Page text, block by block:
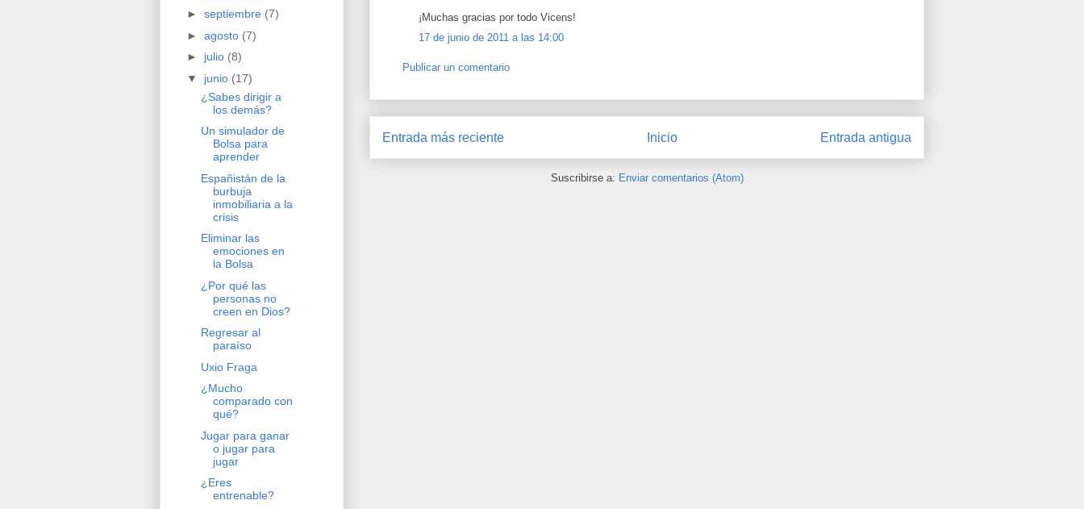
¡Muchas gracias por todo Vicens!
17 de junio de 2011 a las 14:00
Publicar un comentario
Entrada más reciente Entrada antigua
Inicio
Suscribirse a: Enviar comentarios (Atom)
► septiembre (7)
► agosto (7)
► julio (8)
▼ junio (17)
¿Sabes dirigir a
los demás?
Un simulador de
Bolsa para
aprender
Españistán de la
burbuja
inmobiliaria a la
crisis
Eliminar las
emociones en
la Bolsa
¿Por qué las
personas no
creen en Dios?
Regresar al
paraíso
Uxio Fraga
¿Mucho
comparado con
qué?
Jugar para ganar
o jugar para
jugar
¿Eres
entrenable?